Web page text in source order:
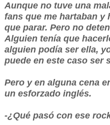
Aunque no tuve una
fans que me hartaban y
que parar. Pero no
Alguien tenía que
alguien podía ser ella,
puede en este caso ser
Pero y en alguna cena
un esforzado inglés.
-¿Qué pasó con ese